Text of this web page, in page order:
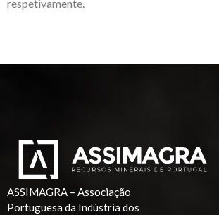
respetivamente.
ASSIMAGRA – Associação
Portuguesa da Indústria dos